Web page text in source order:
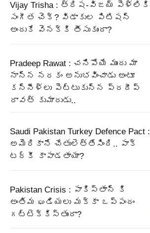
Vijay Trisha : త్రిష-విజయ్ పెళ్లికి
సంగీత చెక్? విడాకుల పిటిషన్
అందుకే వెనక్కి తీసుకుందా?
Pradeep Rawat : చనిపోయే ముందు మా
నాన్న నరకం అనుభవించాడు అంటూ
కన్నీళ్లు పెట్టుకున్న ప్రదీప్
రావత్ కుమారుడు..
Saudi Pakistan Turkey Defence Pact :
అమెరికానే చేతులెత్తేసింది.. పాక్‌
టర్కీ కాపాడతాయా?
Pakistan Crisis : పాకిస్తాన్ కి
అంతిమ ఘడియలు మక్కా ఒప్పందం
గట్టెక్కిస్తుందా?